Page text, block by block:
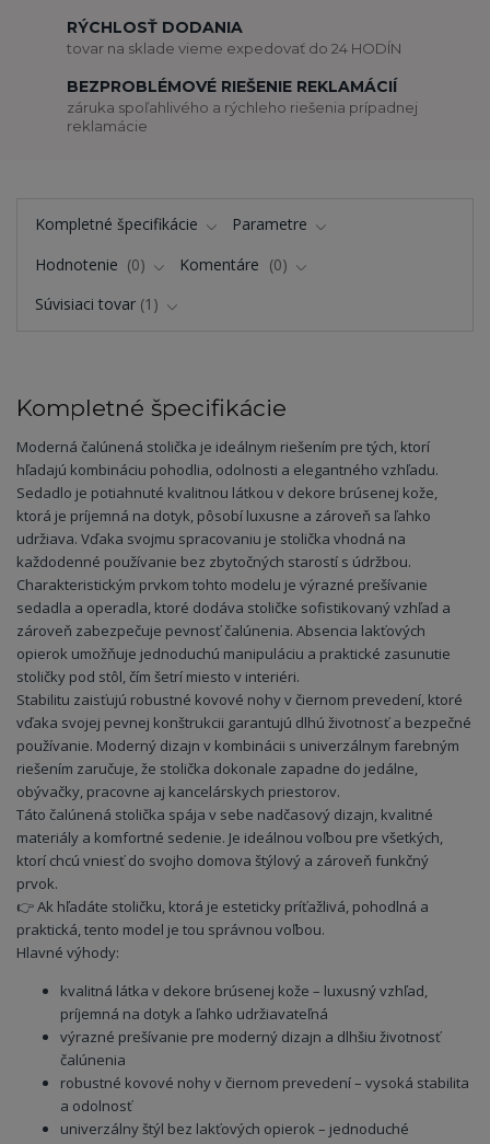
RÝCHLOSŤ DODANIA
tovar na sklade vieme expedovať do 24 HODÍN
BEZPROBLÉMOVÉ RIEŠENIE REKLAMÁCIÍ
záruka spoľahlivého a rýchleho riešenia prípadnej
reklamácie
Kompletné špecifikácie
Parametre
Hodnotenie
0 Komentáre
0
Súvisiaci tovar 1
Kompletné špecifikácie
Moderná čalúnená stolička je ideálnym riešením pre tých, ktorí
hľadajú kombináciu pohodlia, odolnosti a elegantného vzhľadu.
Sedadlo je potiahnuté kvalitnou látkou v dekore brúsenej kože,
ktorá je príjemná na dotyk, pôsobí luxusne a zároveň sa ľahko
udržiava. Vďaka svojmu spracovaniu je stolička vhodná na
každodenné používanie bez zbytočných starostí s údržbou.
Charakteristickým prvkom tohto modelu je výrazné prešívanie
sedadla a operadla, ktoré dodáva stoličke sofistikovaný vzhľad a
zároveň zabezpečuje pevnosť čalúnenia. Absencia lakťových
opierok umožňuje jednoduchú manipuláciu a praktické zasunutie
stoličky pod stôl, čím šetrí miesto v interiéri.
Stabilitu zaisťujú robustné kovové nohy v čiernom prevedení, ktoré
vďaka svojej pevnej konštrukcii garantujú dlhú životnosť a bezpečné
používanie. Moderný dizajn v kombinácii s univerzálnym farebným
riešením zaručuje, že stolička dokonale zapadne do jedálne,
obývačky, pracovne aj kancelárskych priestorov.
Táto čalúnená stolička spája v sebe nadčasový dizajn, kvalitné
materiály a komfortné sedenie. Je ideálnou voľbou pre všetkých,
ktorí chcú vniesť do svojho domova štýlový a zároveň funkčný
prvok.
👉 Ak hľadáte stoličku, ktorá je esteticky príťažlivá, pohodlná a
praktická, tento model je tou správnou voľbou.
Hlavné výhody:
kvalitná látka v dekore brúsenej kože – luxusný vzhľad,
príjemná na dotyk a ľahko udržiavateľná
výrazné prešívanie pre moderný dizajn a dlhšiu životnosť
čalúnenia
robustné kovové nohy v čiernom prevedení – vysoká stabilita
a odolnosť
univerzálny štýl bez lakťových opierok – jednoduché